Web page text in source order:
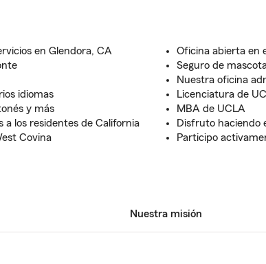
en Glendora, CA
idiomas
y más
a los residentes de California
Covina
Oficina abierta en
Seguro de
Nuestra oficina
Licenciatura de
MBA de UCLA
Disfruto haciendo
Participo
Nuestra misión